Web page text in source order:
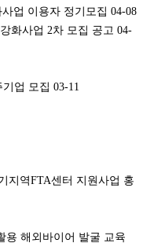
업 이용자 정기모집 04-08
화사업 2차 모집 공고 04-
업 모집 03-11
지역FTA센터 지원사업 홍
용 해외바이어 발굴 교육